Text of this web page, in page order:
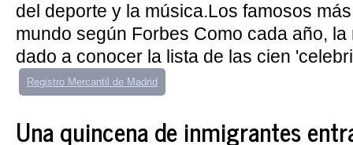
del deporte y la música.Los famosos
mundo según Forbes Como cada año,
dado a conocer la lista de las cien
Registro Mercantil de Madrid
Una quincena de inmigrantes